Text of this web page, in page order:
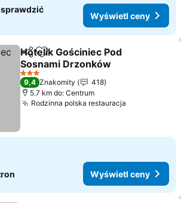
Wyświetl ceny
Udostępnij
Dodaj do ulubionych
Hotelik Gościniec Pod
Sosnami Drzonków
Wyświetl ceny
3 Kategoria
9,4 Znakomity
418
5.7 km do: Centrum
Rodzinna polska restauracja
Wyświetl ceny